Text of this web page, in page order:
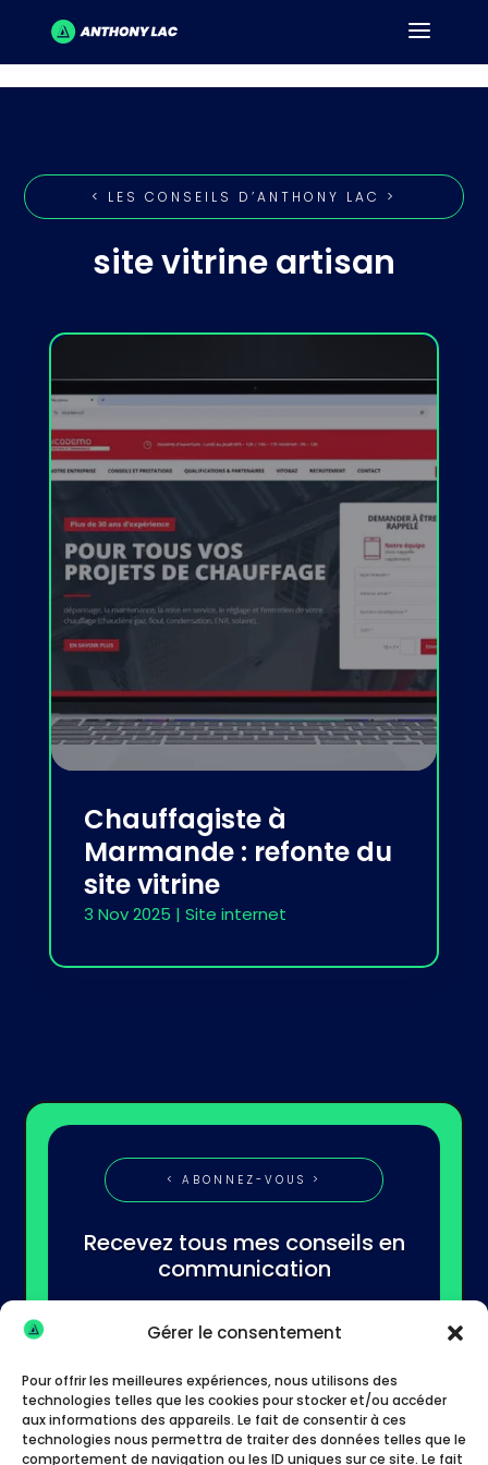
Gérer le consentement
Pour offrir les meilleures expériences, nous utilisons des
technologies telles que les cookies pour stocker et/ou accéder
aux informations des appareils. Le fait de consentir à ces
technologies nous permettra de traiter des données telles que le
comportement de navigation ou les ID uniques sur ce site. Le fait
< LES CONSEILS D’ANTHONY LAC >
site vitrine artisan
Chauffagiste à
Marmande : refonte du
site vitrine
3 Nov 2025 | Site internet
< ABONNEZ-VOUS >
Recevez tous mes conseils en
communication
S'abonner